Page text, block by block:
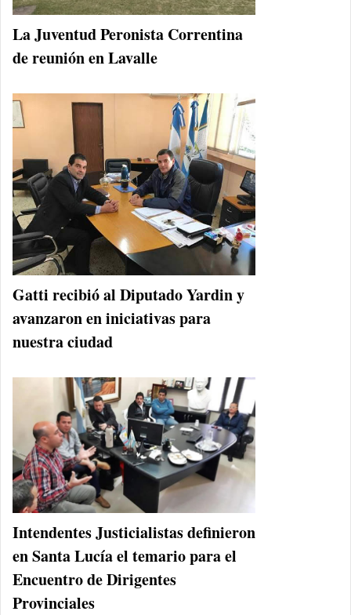
La Juventud Peronista Correntina
de reunión en Lavalle
Gatti recibió al Diputado Yardin y
avanzaron en iniciativas para
nuestra ciudad
Intendentes Justicialistas definieron
en Santa Lucía el temario para el
Encuentro de Dirigentes
Provinciales